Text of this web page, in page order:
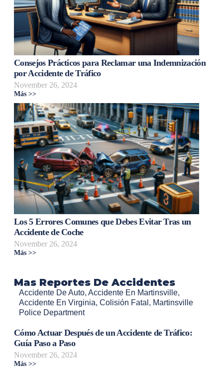
Consejos Prácticos para Reclamar una Indemnización
por Accidente de Tráfico
November 26, 2024
Más >>
Los 5 Errores Comunes que Debes Evitar Tras un
Accidente de Coche
November 26, 2024
Más >>
Mas Reportes De Accidentes
Accidente De Auto, Accidente En Martinsville,
Accidente En Virginia, Colisión Fatal , Martinsville
Police Department
Cómo Actuar Después de un Accidente de Tráfico:
Guía Paso a Paso
November 26, 2024
Más >>